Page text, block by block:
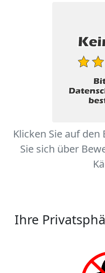
Klicken Sie auf
Sie sich über
Ihre